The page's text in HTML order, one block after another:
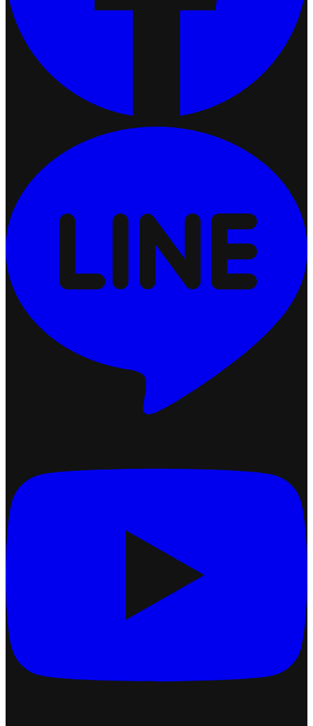
เชื่อมต่อ Ketshopweb MCP กับ Claude
2026-07-13 17:34:51